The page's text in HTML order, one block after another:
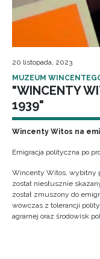
20 listopada, 2023
MUZEUM
"WINCENTY
1939"
Wincenty Witos na
Emigracja polityczna po
Wincenty Witos, wybitny
został niesłusznie
został zmuszony do
wówczas z tolerancji
agrarnej oraz środowisk